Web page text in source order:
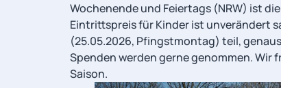
Wochenende und Feiertags (NRW) ist
Eintrittspreis für Kinder ist unverändert
(25.05.2026, Pfingstmontag) teil,
Spenden werden gerne genommen.
Saison.